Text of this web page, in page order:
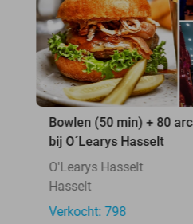
Bowlen (50 min) + 80
bij O´Learys Hasselt
O'Learys Hasselt
Hasselt
Verkocht: 798